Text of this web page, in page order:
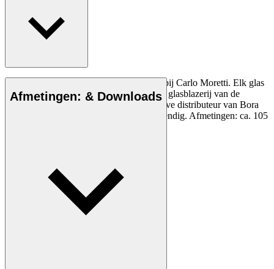
Murano kristal Bora glas, mondgeblazen bij Carlo Moretti. Elk glas
wordt in een beperkt aantal gemaakt in de glasblazerij van de
familie. Carl Hansen & Søn is de exclusieve distributeur van Bora
glas in Denemarken. Niet vaatwasserbestendig. Afmetingen: ca. 105
Afmetingen: & Downloads